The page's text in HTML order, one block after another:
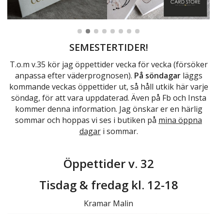
SEMESTERTIDER!
T.o.m v.35 kör jag öppettider vecka för vecka (försöker
anpassa efter väderprognosen). På söndagarläggs
kommande veckas öppettider ut, så håll utkik här varje
söndag, för att vara uppdaterad. Även på Fb och Insta
kommer denna information. Jag önskar er en härlig
sommar och hoppas vi ses i butiken på mina öppna
dagari sommar.
Öppettider v. 32
Tisdag & fredag kl. 12-18
Kramar Malin